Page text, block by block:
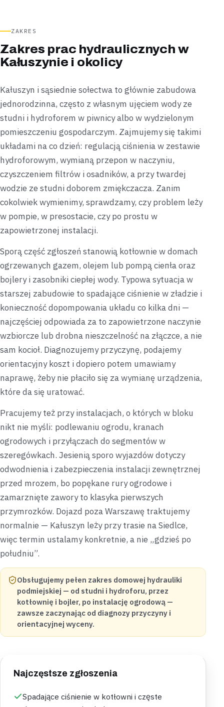
ZAKRES
Zakres prac hydraulicznych w
Kałuszynie i okolicy
Kałuszyn i sąsiednie sołectwa to głównie zabudowa
jednorodzinna, często z własnym ujęciem wody ze
studni i hydroforem w piwnicy albo w wydzielonym
pomieszczeniu gospodarczym. Zajmujemy się takimi
układami na co dzień: regulacją ciśnienia w zestawie
hydroforowym, wymianą przepon w naczyniu,
czyszczeniem filtrów i osadników, a przy twardej
wodzie ze studni doborem zmiękczacza. Zanim
cokolwiek wymienimy, sprawdzamy, czy problem leży
w pompie, w presostacie, czy po prostu w
zapowietrzonej instalacji.
Sporą część zgłoszeń stanowią kotłownie w domach
ogrzewanych gazem, olejem lub pompą ciепła oraz
bojlery i zasobniki ciepłej wody. Typowa sytuacja w
starszej zabudowie to spadające ciśnienie w zładzie i
konieczność dopompowania układu co kilka dni —
najczęściej odpowiada za to zapowietrzone naczynie
wzbiorcze lub drobna nieszczelność na złączce, a nie
sam kocioł. Diagnozujemy przyczynę, podajemy
orientacyjny koszt i dopiero potem umawiamy
naprawę, żeby nie płaciło się za wymianę urządzenia,
które da się uratować.
Pracujemy też przy instalacjach, o których w bloku
nikt nie myśli: podlewaniu ogrodu, kranach
ogrodowych i przyłączach do segmentów w
szeregówkach. Jesienią sporo wyjazdów dotyczy
odwodnienia i zabezpieczenia instalacji zewnętrznej
przed mrozem, bo popękane rury ogrodowe i
zamarznięte zawory to klasyka pierwszych
przymrozków. Dojazd poza Warszawę traktujemy
normalnie — Kałuszyn leży przy trasie na Siedlce,
więc termin ustalamy konkretnie, a nie „gdzieś po
południu”.
Obsługujemy pełen zakres domowej hydrauliki
podmiejskiej — od studni i hydroforu, przez
kotłownię i bojler, po instalację ogrodową —
zawsze zaczynając od diagnozy przyczyny i
orientacyjnej wyceny.
Najczęstsze zgłoszenia
Spadające ciśnienie w kotłowni i częste